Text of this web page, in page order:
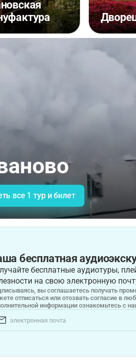
все 1 тур и билет
бесплатная
бесплатные аудиотуры,
на свою электронную
вы соглашаетесь получать
отписаться или отозвать согласие в
информации ознакомьтесь с